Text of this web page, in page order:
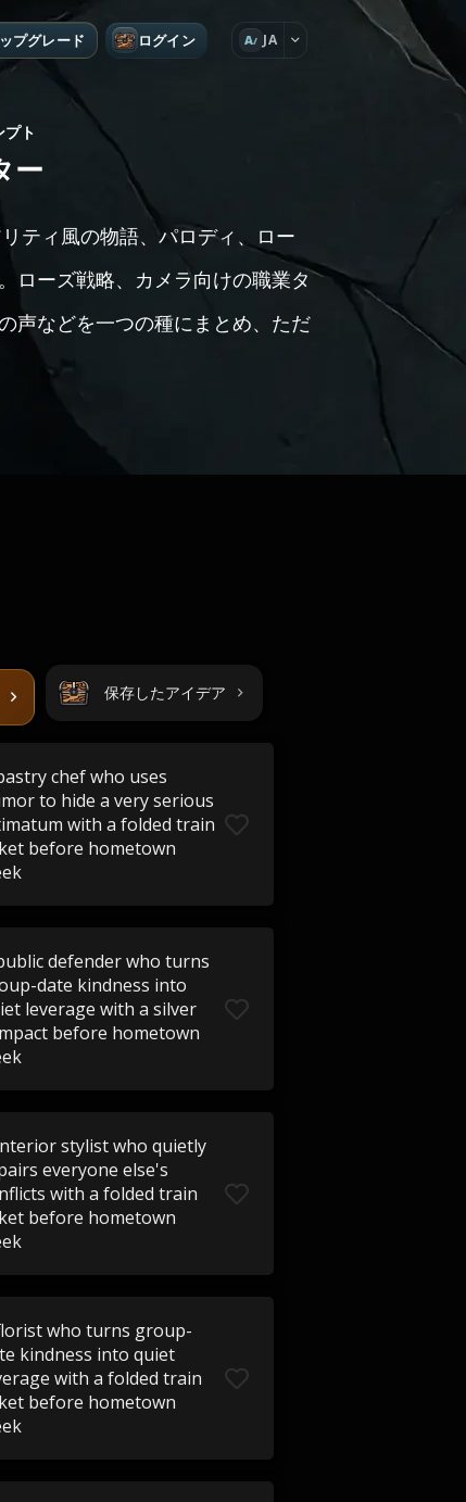
プグレード ログイン A JA
プト
ー
ティ風の物語、パロディ、ロー
ローズ戦略、カメラ向けの職業タ
声などを一つの種にまとめ、ただ
保存したアイデア
chef who uses
to hide a very serious
with a folded train
before hometown
defender who turns
date kindness into
leverage with a silver
before hometown
stylist who quietly
everyone else's
with a folded train
before hometown
who turns group-
kindness into quiet
with a folded train
before hometown